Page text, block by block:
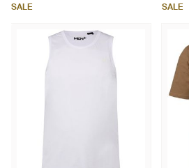
SALE SALE